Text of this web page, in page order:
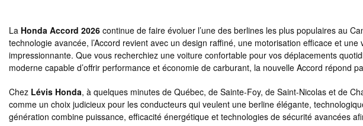
La Honda Accord 2026 continue de faire évoluer l’une des berlines les plus populaires au
technologie avancée, l’Accord revient avec un design raffiné, une motorisation efficace et
impressionnante. Que vous recherchiez une voiture confortable pour vos déplacements
moderne capable d’offrir performance et économie de carburant, la nouvelle Accord répond
Chez Lévis Honda, à quelques minutes de Québec, de Sainte-Foy, de Saint-Nicolas et de
comme un choix judicieux pour les conducteurs qui veulent une berline élégante,
génération combine puissance, efficacité énergétique et technologies de sécurité avancées